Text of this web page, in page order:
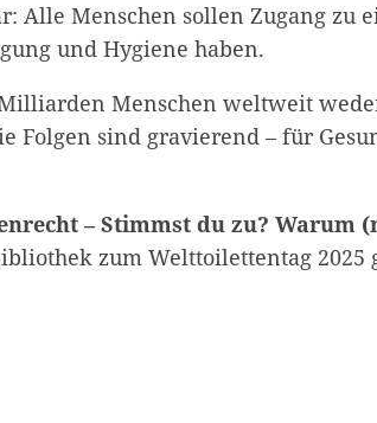
Alle Menschen sollen Zugang zu
und Hygiene haben.
Menschen weltweit
Folgen sind gravierend – für
– Stimmst du zu? Warum
zum Welttoilettentag 2025